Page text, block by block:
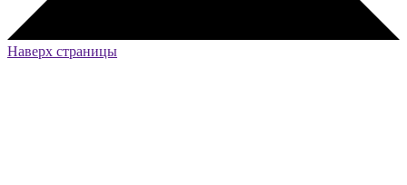
Наверх страницы